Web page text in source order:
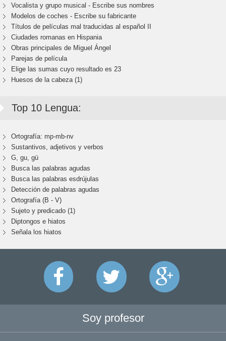
Vocalista y grupo musical - Escribe sus nombres
Modelos de coches - Escribe su fabricante
Títulos de películas mal traducidas al español II
Ciudades romanas en Hispania
Obras principales de Miguel Ángel
Parejas de película
Elige las sumas cuyo resultado es 23
Huesos de la cabeza (1)
Top 10 Lengua:
Ortografía: mp-mb-nv
Sustantivos, adjetivos y verbos
G, gu, gü
Busca las palabras agudas
Busca las palabras esdrújulas
Detección de palabras agudas
Ortografía (B - V)
Sujeto y predicado (1)
Diptongos e hiatos
Señala los hiatos
Soy profesor